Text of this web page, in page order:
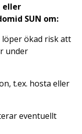
eller
SUN om:
ökad risk att
under
t.ex. hosta eller
eventuellt